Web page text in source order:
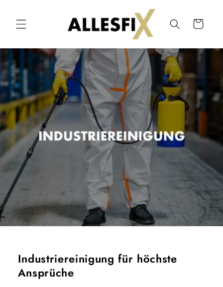
Inhalt Warenkorb
Industriereinigung für höchste
Ansprüche